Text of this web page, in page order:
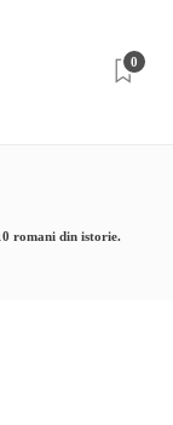
0
romani din istorie.